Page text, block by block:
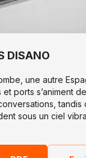
DISANO
une autre
ports s’animent
tandis
sous un ciel